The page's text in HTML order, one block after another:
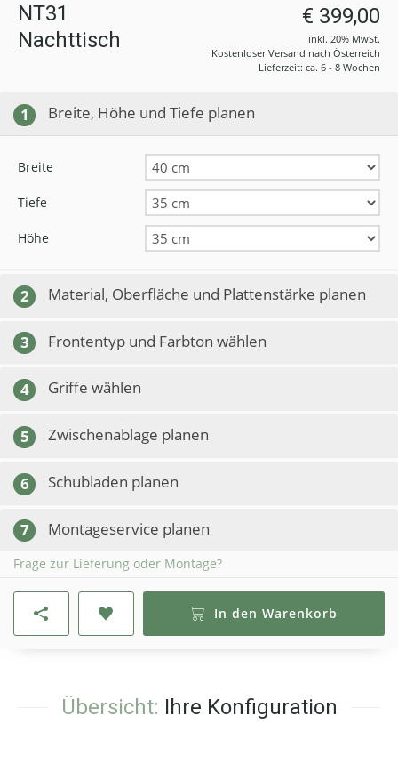
NT31
Nachttisch
€ 399,00
inkl. 20% MwSt.
Kostenloser Versand nach Österreich
Lieferzeit: ca. 6 - 8 Wochen
1 Breite, Höhe und Tiefe planen
Breite
Tiefe
Höhe
2 Material, Oberfläche und Plattenstärke planen
3 Frontentyp und Farbton wählen
4 Griffe wählen
5 Zwischenablage planen
6 Schubladen planen
7 Montageservice planen
Frage zur Lieferung oder Montage?
In den Warenkorb
Übersicht: Ihre Konfiguration